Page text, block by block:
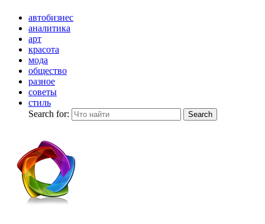
автобизнес
аналитика
арт
красота
мода
общество
разное
советы
стиль
Search for:
Search